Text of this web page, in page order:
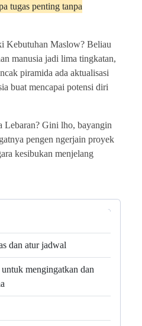
tugas penting tanpa
Kebutuhan Maslow? Beliau
manusia jadi lima tingkatan,
piramida ada aktualisasi
buat mencapai potensi diri
Lebaran? Gini lho, bayangin
pengen ngerjain proyek
kesibukan menjelang
dan atur jadwal
mengingatkan dan